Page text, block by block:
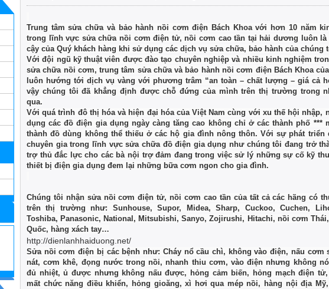
Địa
Trung tâm sửa chữa và bảo hành nồi cơm điện Bách Khoa với hơn 10 năm
trong lĩnh vực sửa chữa nồi cơm điện tử, nồi cơm cao tần tại hải dương luôn
cậy của Quý khách hàng khi sử dụng các dịch vụ sửa chữa, bảo hành của chúng
Với đội ngũ kỹ thuật viên được đào tạo chuyên nghiệp và nhiều kinh nghiệm
sửa chữa nồi cơm, trung tâm sửa chữa và bảo hành nồi cơm điện Bách Khoa
luôn hướng tới dịch vụ vàng với phương trâm “an toàn – chất lượng – giá cả
vậy chúng tôi đã khẳng định được chỗ đứng của mình trên thị trường trong
qua.
Với quá trình đô thị hóa và hiện đại hóa của Việt Nam cùng với xu thế hội nhập,
dụng các đồ điện gia dụng ngày càng tăng cao không chỉ ở các thành phố ***
thành đồ dùng không thể thiếu ở các hộ gia đình nông thôn. Với sự phát triển
chuyên gia trong lĩnh vực sửa chữa đồ điện gia dụng như chúng tôi đang trở
trợ thủ đắc lực cho các bà nội trợ đảm đang trong việc sử lý những sự cố kỹ
thiết bị điện gia dụng đem lại những bữa cơm ngon cho gia đình.
Chúng tôi nhận sửa nồi cơm điện tử, nồi cơm cao tần của tất cả các hãng có
trên thị trường như: Sunhouse, Supor, Midea, Sharp, Cuckoo, Cuchen,
Toshiba, Panasonic, National, Mitsubishi, Sanyo, Zojirushi, Hitachi, nồi cơm
Quốc, hàng xách tay…
http://dienlanhhaiduong.net/
Sửa nồi cơm điện bị các bệnh như: Cháy nổ cầu chì, không vào điện, nấu cơm
nát, cơm khê, đọng nước trong nồi, nhanh thiu cơm, vào điện nhưng không
đủ nhiệt, ủ được nhưng không nấu được, hỏng cảm biến, hỏng mạch điện
mất chức năng điều khiển, hỏng gioăng, xì hơi qua mép nồi, hàng nội địa Mỹ,